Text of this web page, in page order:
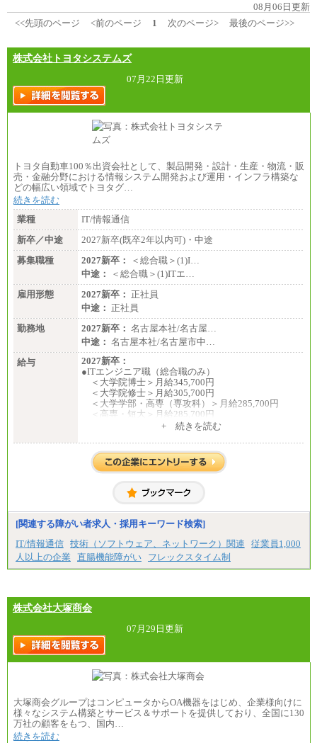
08月06日更新
<<先頭のページ
<前のページ 1 次のページ> 最後のページ>>
株式会社トヨタシステムズ
07月22日更新
トヨタ自動車100％出資会社として、製品開発・設計・生産・物流・販
売・金融分野における情報システム開発および運用・インフラ構築な
どの幅広い領域でトヨタグ…
続きを読む
業種
IT/情報通信
新卒／中途
2027新卒(既卒2年以内可)・中途
募集職種
2027新卒：
＜総合職＞(1)I…
中途：
＜総合職＞(1)ITエ…
雇用形態
2027新卒： 正社員
中途： 正社員
勤務地
2027新卒： 名古屋本社/名古屋…
中途： 名古屋本社/名古屋市中…
給与
2027新卒：
●ITエンジニア職（総合職のみ）
＜大学院博士＞月給345,700円
＜大学院修士＞月給305,700円
＜大学学部・高専（専攻科）＞月給285,700円
＜高専・短大＞月給285,700円
＜大学院修士・博士＞月給：305,700円（総合職）
＜大学学部＞月給：285,700円（総合職）／253,10
0円（一般職）
00円（一般職）
※試用期間中の条件変更：無
中途：
■正社員採用■
＜総合職＞
大学院博士 ： 月給345,700円～
高専・短大： 月給285,700円～
＜一般職＞
大学(学部・院)・高専（専攻科）： 月給253,100
円～
高専・短大： 月給248,100円～
※試用期間中の条件変更：無
+ 続きを読む
[関連する障がい者求人・採用キーワード検索]
IT/情報通信 技術（ソフトウェア、ネットワーク）関連
従業員1,000
人以上の企業
直腸機能障がい フレックスタイム制
株式会社大塚商会
07月29日更新
大塚商会グループはコンピュータからOA機器をはじめ、企業様向けに
様々なシステム構築とサービス＆サポートを提供しており、全国に130
万社の顧客をもつ、国内…
続きを読む